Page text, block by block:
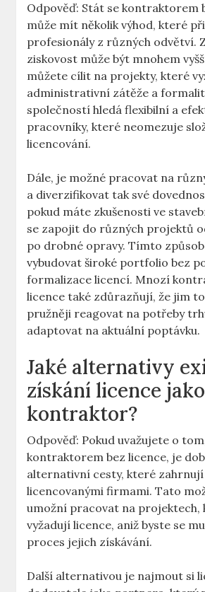
Odpověď: Stát se kontraktorem
může mít několik výhod, které
profesionály z různých odvětví.
ziskovost může být mnohem
můžete cílit na projekty, které
administrativní zátěže a
společností hledá flexibilní a
pracovníky, které neomezuje
licencování.
Dále, je možné pracovat na
a diverzifikovat tak své
pokud máte zkušenosti ve
se zapojit do různých projektů
po drobné opravy. Tímto
vybudovat široké portfolio bez
formalizace licencí. Mnozí
licence také zdůrazňují, že jim
pružněji reagovat na potřeby
adaptovat na aktuální poptávku.
Jaké alternativy
získání licence jako
kontraktor?
Odpověď: Pokud uvažujete o
kontraktorem bez licence, je
alternativní cesty, které
licencovanými firmami. Tato
umožní pracovat na projektech,
vyžadují licence, aniž byste se
proces jejich získávání.
Další alternativou je najmout si